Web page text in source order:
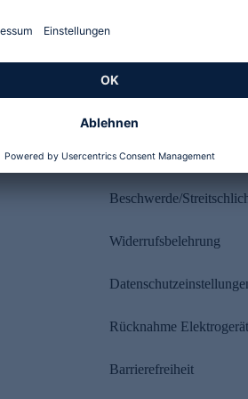
Rechtliches
Beschwerde/
Widerrufsbelehrung
Rücknahme
Barrierefreiheit